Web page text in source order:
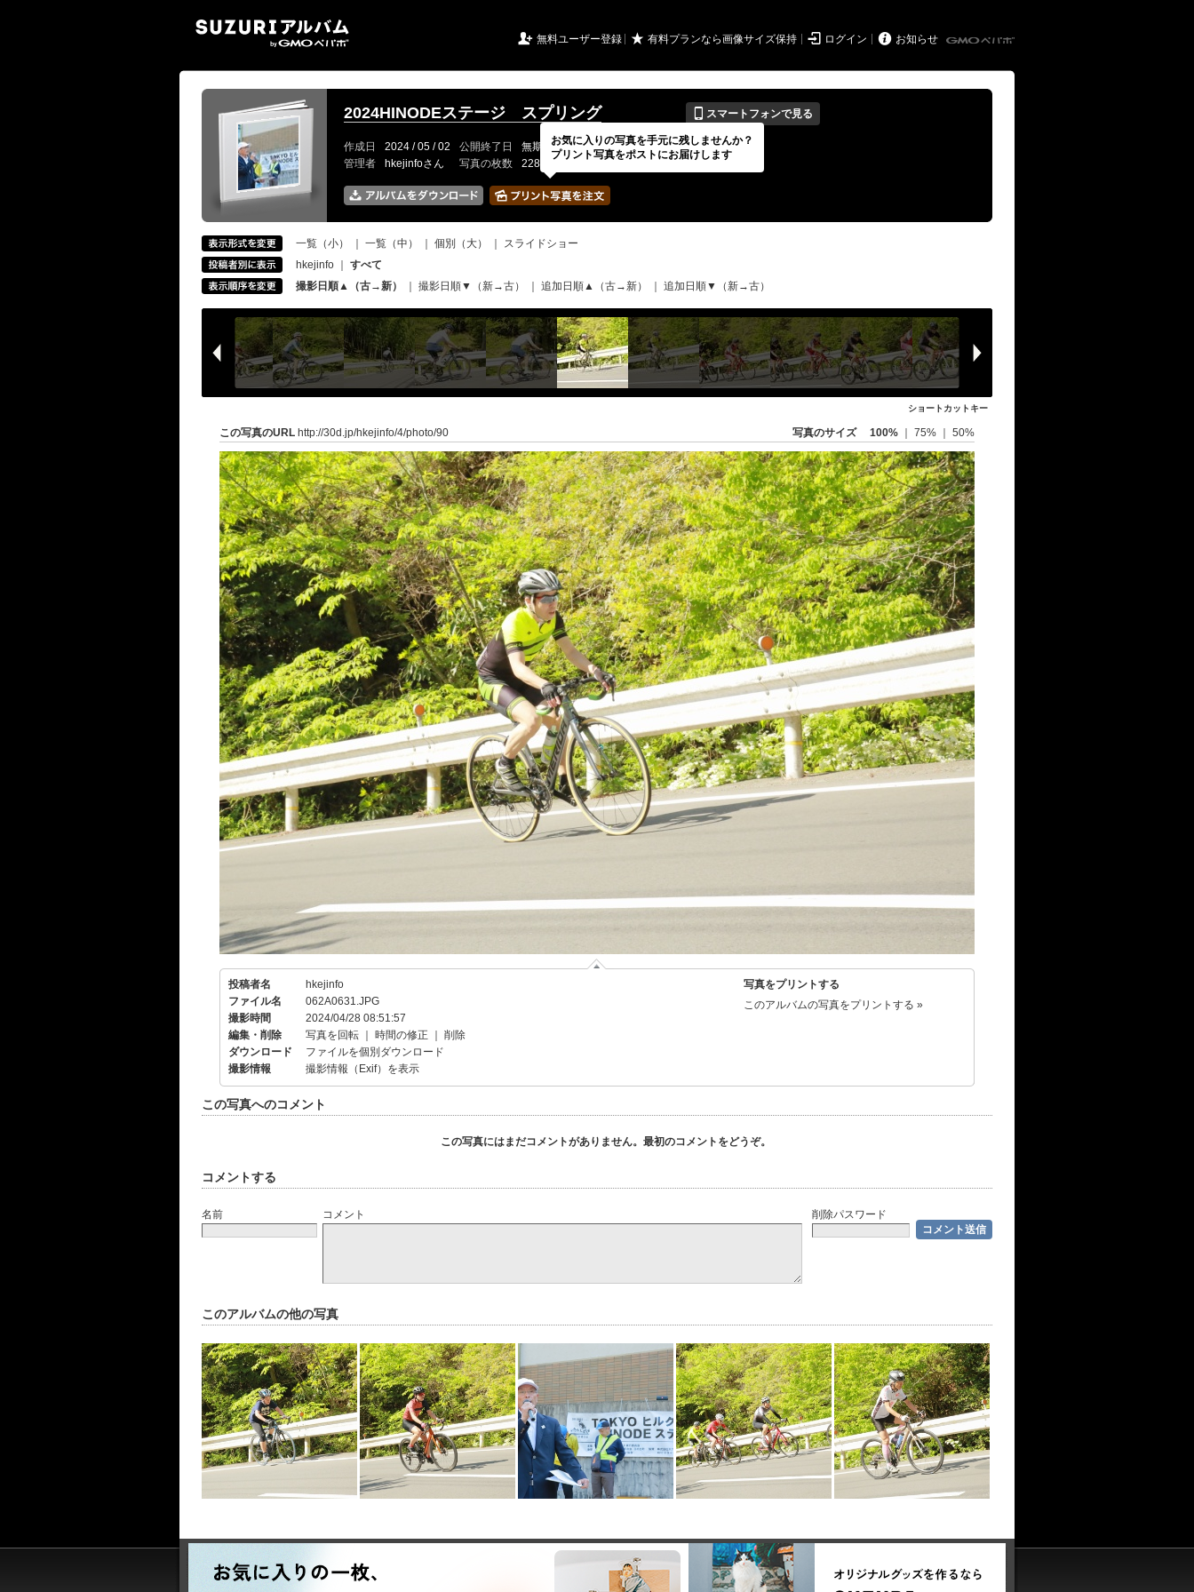
 無料ユーザー登録 ★ 有料プランなら画像サイズ保持  ログイン  お知らせ
2024HINODEステージ スプリング 📱 スマートフォンで見る
作成日 2024 / 05 / 02 公開終了日 無期限 イベントの期間
---
管理者
hkejinfoさん 写真の枚数 228 / 2000枚
一覧（小） 一覧（中） 個別（大）
スライドショー
hkejinfo
すべて
撮影日順▲（古→新）
撮影日順▼（新→古） 追加日順▲（古→新） 追加日順▼（新→古）
ショートカットキー
この写真のURL http://30d.jp/hkejinfo/4/photo/90 写真のサイズ 100% 75% 50%
投稿者名
hkejinfo
ファイル名
062A0631.JPG
撮影時間
2024/04/28 08:51:57
編集・削除
写真を回転 時間の修正
削除
ダウンロード
ファイルを個別ダウンロード
撮影情報
撮影情報（Exif）を表示
写真をプリントする
このアルバムの写真をプリントする »
この写真へのコメント
この写真にはまだコメントがありません。最初のコメントをどうぞ。
コメントする
名前 コメント 削除パスワード
このアルバムの他の写真
お気に入りの写真を手元に残しませんか？
プリント写真をポストにお届けします